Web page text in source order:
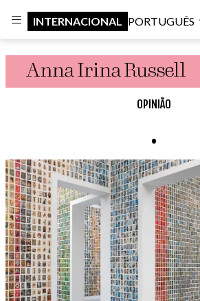
INTERNACIONAL PORTUGUÊS
OPINIÃO
.